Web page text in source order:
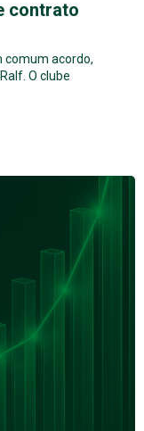
contrato
comum acordo,
O clube